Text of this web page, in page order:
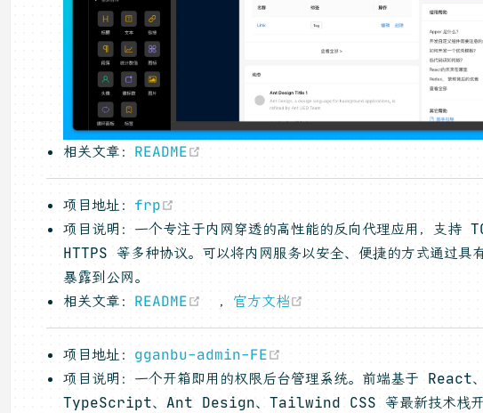
相关文章： README
项目地址： frp
项目说明：一个专注于内网穿透的高性能的反向代理应用，支持
HTTPS 等多种协议。可以将内网服务以安全、便捷的方式通过
暴露到公网。
相关文章： README (opens new window)
， 官方文档
项目地址： gganbu-admin-FE
项目说明：一个开箱即用的权限后台管理系统。前端基于
TypeScript、Ant Design、Tailwind CSS 等最新技术栈